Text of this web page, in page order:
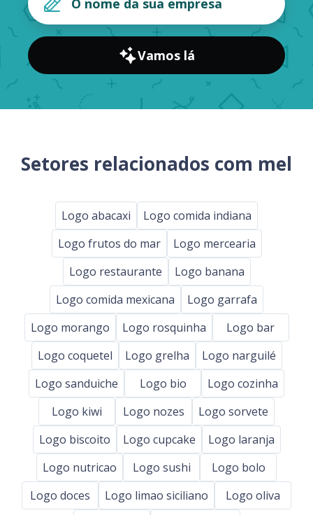
Vamos lá
Setores relacionados com mel
Logo abacaxi
Logo comida indiana
Logo frutos do mar
Logo mercearia
Logo restaurante
Logo banana
Logo comida mexicana
Logo garrafa
Logo morango
Logo rosquinha
Logo bar
Logo coquetel
Logo grelha
Logo narguilé
Logo sanduiche
Logo bio
Logo cozinha
Logo kiwi
Logo nozes
Logo sorvete
Logo biscoito
Logo cupcake
Logo laranja
Logo nutricao
Logo sushi
Logo bolo
Logo doces
Logo limao siciliano
Logo oliva